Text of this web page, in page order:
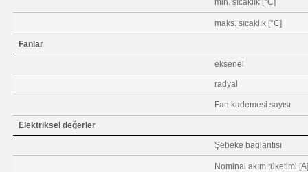
maks. sıcaklık [°C]
Fanlar
eksenel
radyal
Fan kademesi sayısı
Elektriksel değerler
Şebeke bağlantısı
Nominal akım tüketimi [A]